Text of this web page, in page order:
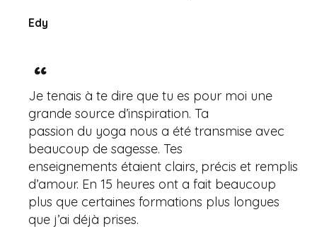
Edy
Je tenais à te dire que tu es pour moi une
grande source d’inspiration. Ta
passion du yoga nous a été transmise avec
beaucoup de sagesse. Tes
enseignements étaient clairs, précis et remplis
d’amour. En 15 heures ont a fait beaucoup
plus que certaines formations plus longues
que j’ai déjà prises.